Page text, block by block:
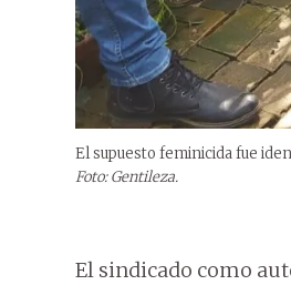
El supuesto feminicida fue
Foto: Gentileza.
El sindicado como